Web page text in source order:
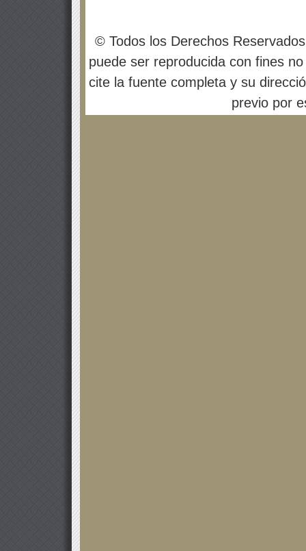
© Todos los Derechos
puede ser reproducida con fines
cite la fuente completa y su
previo por